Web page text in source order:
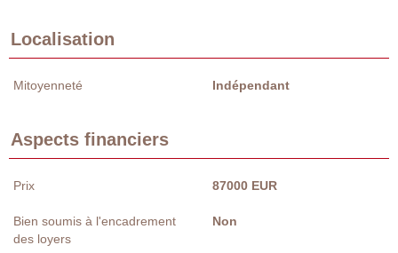
Localisation
Mitoyenneté Indépendant
Aspects financiers
Prix 87000 EUR
Bien soumis à l'encadrement
des loyers
Non